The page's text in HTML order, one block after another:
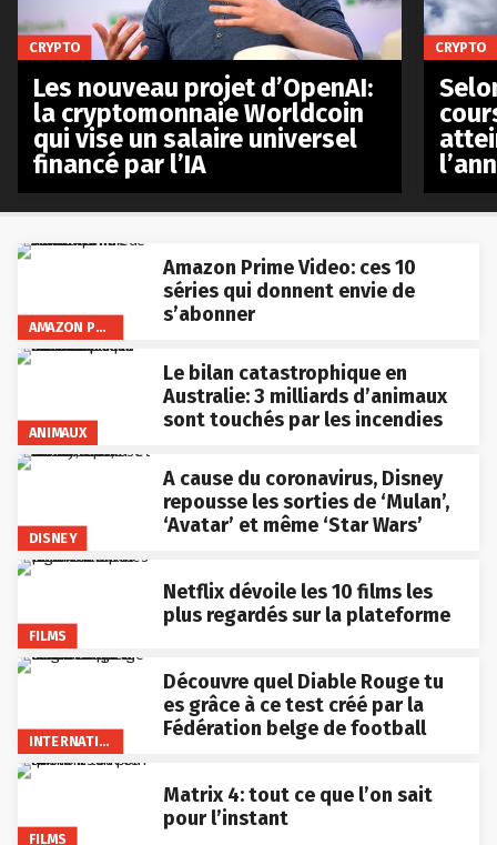
AMAZON PRIME VIDEO
Amazon Prime Video: ces 10
séries qui donnent envie de
s’abonner
ANIMAUX
Le bilan catastrophique en
Australie: 3 milliards d’animaux
sont touchés par les incendies
DISNEY
A cause du coronavirus, Disney
repousse les sorties de ‘Mulan’,
‘Avatar’ et même ‘Star Wars’
FILMS
Netflix dévoile les 10 films les
plus regardés sur la plateforme
INTERNATIONAL
Découvre quel Diable Rouge tu
es grâce à ce test créé par la
Fédération belge de football
FILMS
Matrix 4: tout ce que l’on sait
pour l’instant
CRYPTO
Les nouveau projet d’OpenAI:
la cryptomonnaie Worldcoin
qui vise un salaire universel
financé par l’IA
CRYPTO